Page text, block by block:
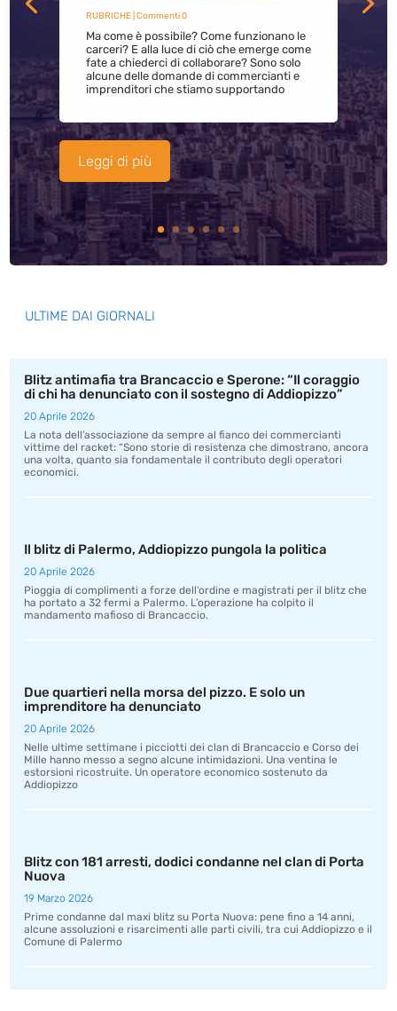
RUBRICHE| Commenti 0
Ma come è possibile? Come funzionano le
carceri? E alla luce di ciò che emerge come
fate a chiederci di collaborare? Sono solo
alcune delle domande di commercianti e
imprenditori che stiamo supportando
Leggi di più
ULTIME DAI GIORNALI
Blitz antimafia tra Brancaccio e Sperone: “Il coraggio
di chi ha denunciato con il sostegno di Addiopizzo”
20 Aprile 2026
La nota dell’associazione da sempre al fianco dei commercianti
vittime del racket: “Sono storie di resistenza che dimostrano, ancora
una volta, quanto sia fondamentale il contributo degli operatori
economici.
Il blitz di Palermo, Addiopizzo pungola la politica
20 Aprile 2026
Pioggia di complimenti a forze dell’ordine e magistrati per il blitz che
ha portato a 32 fermi a Palermo. L’operazione ha colpito il
mandamento mafioso di Brancaccio.
Due quartieri nella morsa del pizzo. E solo un
imprenditore ha denunciato
20 Aprile 2026
Nelle ultime settimane i picciotti dei clan di Brancaccio e Corso dei
Mille hanno messo a segno alcune intimidazioni. Una ventina le
estorsioni ricostruite. Un operatore economico sostenuto da
Addiopizzo
Blitz con 181 arresti, dodici condanne nel clan di Porta
Nuova
19 Marzo 2026
Prime condanne dal maxi blitz su Porta Nuova: pene fino a 14 anni,
alcune assoluzioni e risarcimenti alle parti civili, tra cui Addiopizzo e il
Comune di Palermo